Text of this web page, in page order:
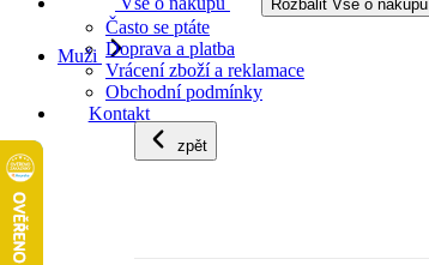
Rozbalit Vše o nákupu
Často se ptáte
Doprava a platba
Vrácení zboží a reklamace
Obchodní podmínky
Kontakt
Muži
zpět